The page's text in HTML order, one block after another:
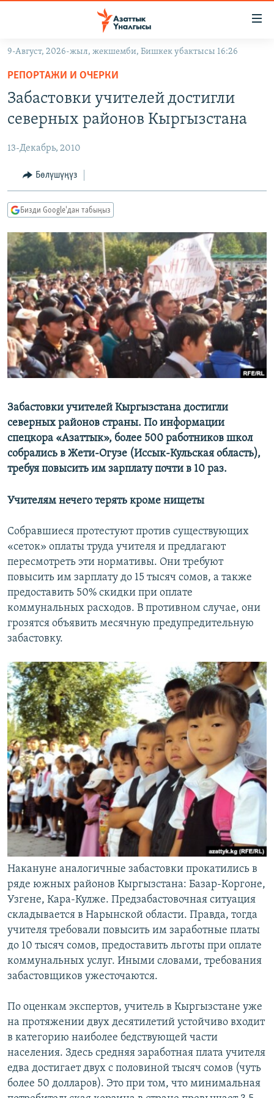
Навигацияга
өтүңүз
Издөөгө
салыңыз
КЫРГЫЗСТАН
ЭКОНОМИКА
МАДАНИЯТ
БОРБОР АЗИЯ
УКРАИНА
АТАЙЫН ИЛИКТӨӨ
ТВ ПРОГРАММАЛАР
ЭКСПЕРТТЕР ТАЛДАЙТ
БИЗ ЖАНА ДҮЙНӨ
ДАНИСТЕ
ЭЖЕ-СИҢДИЛЕР
АЗАТТЫК+
ЫҢГАЙСЫЗ СУРООЛОР
ӨЗГӨЧӨ ПИКИР
Русский
ОНЛАЙН ШЕРИНЕ
ЭЕ/АРнун бардык сайттары
9-Август, 2026-жыл, жекшемби, Бишкек убактысы 16:26
РЕПОРТАЖИ И ОЧЕРКИ
Забастовки учителей достигли
северных районов Кыргызстана
13-Декабрь, 2010
Бөлүшүңүз
Бизди Google'дан табыңыз
Забастовки учителей Кыргызстана достигли
северных районов страны. По информации
спецкора «Азаттык», более 500 работников школ
собрались в Жети-Огузе (Иссык-Кульская область),
требуя повысить им зарплату почти в 10 раз.
Учителям нечего терять кроме нищеты
Собравшиеся протестуют против существующих
«сеток» оплаты труда учителя и предлагают
пересмотреть эти нормативы. Они требуют
повысить им зарплату до 15 тысяч сомов, а также
предоставить 50% скидки при оплате
коммунальных расходов. В противном случае, они
грозятся объявить месячную предупредительную
забастовку.
Накануне аналогичные забастовки прокатились в
ряде южных районов Кыргызстана: Базар-Коргоне,
Узгене, Кара-Кулже. Предзабастовочная ситуация
складывается в Нарынской области. Правда, тогда
учителя требовали повысить им заработные платы
до 10 тысяч сомов, предоставить льготы при оплате
коммунальных услуг. Иными словами, требования
забастовщиков ужесточаются.
По оценкам экспертов, учитель в Кыргызстане уже
на протяжении двух десятилетий устойчиво входит
в категорию наиболее бедствующей части
населения. Здесь средняя заработная плата учителя
едва достигает двух с половиной тысяч сомов (чуть
более 50 долларов). Это при том, что минимальная